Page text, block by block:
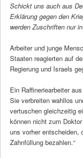
Schickt uns auch aus
Erklärung gegen den
werden Zuschriften nur
Arbeiter und junge
Staaten reagierten auf
Regierung und Israels
Ein Raffineriearbeiter
Sie verbreiten wahllos
vertuschen gleichzeitig
können nicht zum
uns vorher entscheiden,
Zahnfüllung bezahlen.“